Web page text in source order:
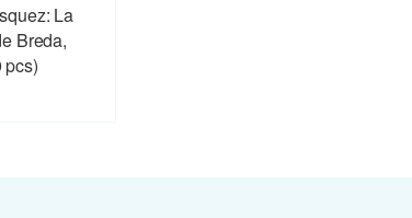
La
Breda,
pcs)